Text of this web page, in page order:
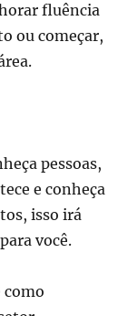
fluência
ou começar,
pessoas,
e conheça
isso irá
você.
como